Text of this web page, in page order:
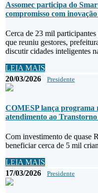
Assomec participa do
compromisso com
Cerca de 23 mil
que reuniu gestores,
discutir cidades inteligentes
LEIA MAIS
20/03/2026
Presidente
COMESP lança programa
atendimento ao
Com investimento de quase
beneficiar cerca de 5 mil
LEIA MAIS
17/03/2026
Presidente